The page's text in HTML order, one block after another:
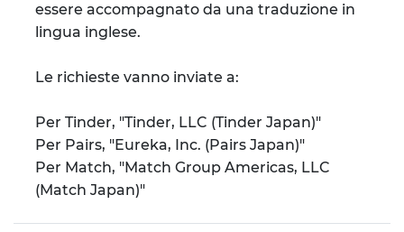
essere accompagnato da una traduzione in
lingua inglese.
Le richieste vanno inviate a:
Per Tinder, "Tinder, LLC (Tinder Japan)"
Per Pairs, "Eureka, Inc. (Pairs Japan)"
Per Match, "Match Group Americas, LLC
(Match Japan)"